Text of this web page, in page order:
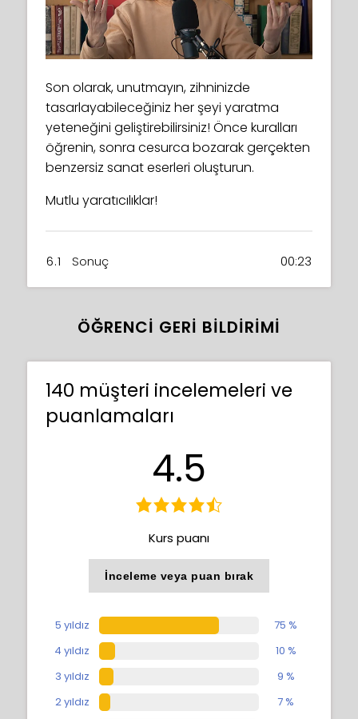
Son olarak, unutmayın, zihninizde
tasarlayabileceğiniz her şeyi yaratma
yeteneğini geliştirebilirsiniz! Önce kuralları
öğrenin, sonra cesurca bozarak gerçekten
benzersiz sanat eserleri oluşturun.
Mutlu yaratıcılıklar!
6.1 Sonuç 00:23
ÖĞRENCI GERI BILDIRIMI
140 müşteri incelemeleri ve
puanlamaları
4.5
Kurs puanı
İnceleme veya puan bırak
5 yıldız
75 %
4 yıldız
10 %
3 yıldız
9 %
2 yıldız
7 %